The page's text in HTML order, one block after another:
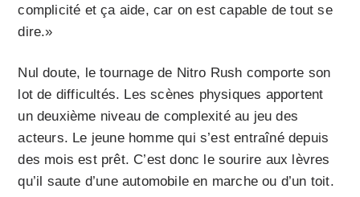
complicité et ça aide, car on est capable de tout se
dire.»
Nul doute, le tournage de Nitro Rush comporte son
lot de difficultés. Les scènes physiques apportent
un deuxième niveau de complexité au jeu des
acteurs. Le jeune homme qui s’est entraîné depuis
des mois est prêt. C’est donc le sourire aux lèvres
qu’il saute d’une automobile en marche ou d’un toit.